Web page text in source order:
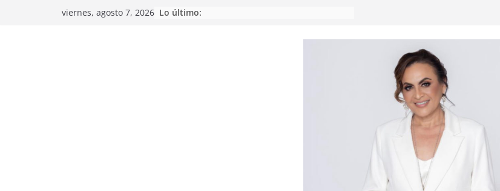
viernes, agosto 7, 2026 Lo último: